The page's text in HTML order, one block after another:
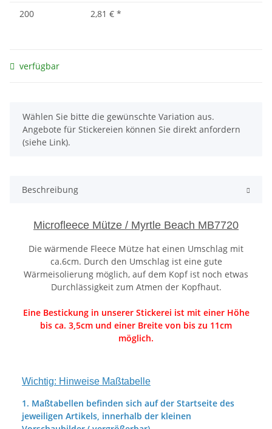
200
2,81 € *
verfügbar
x
Wählen Sie bitte die gewünschte Variation aus.
Angebote für Stickereien können Sie direkt anfordern
(siehe Link).
Beschreibung
Microfleece Mütze / Myrtle Beach MB7720
Die wärmende Fleece Mütze hat einen Umschlag mit
ca.6cm. Durch den Umschlag ist eine gute
Wärmeisolierung möglich, auf dem Kopf ist noch etwas
Durchlässigkeit zum Atmen der Kopfhaut.
Eine Bestickung in unserer Stickerei ist mit einer Höhe
bis ca. 3,5cm und einer Breite von bis zu 11cm
möglich.
Wichtig: Hinweise Maßtabelle
1. Maßtabellen befinden sich auf der Startseite des
jeweiligen Artikels, innerhalb der kleinen